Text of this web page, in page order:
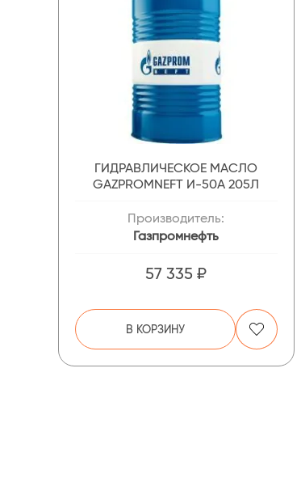
ГИДРАВЛИЧЕСКОЕ МАСЛО
GAZPROMNEFT И-50А 205Л
Производитель:
Газпромнефть
57 335 ₽
В КОРЗИНУ